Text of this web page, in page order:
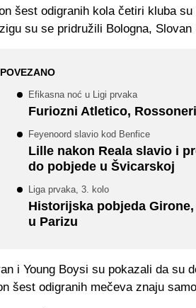
šest odigranih kola četiri kluba
su se pridružili Bologna,
POVEZANO
Efikasna noć u Ligi prvaka
Furiozni Atletico,
Feyenoord slavio kod Benfice
Lille nakon Reala slavio i
do pobjede u Švicarskoj
Liga prvaka, 3. kolo
Historijska pobjeda
u Parizu
i Young Boysi su pokazali da su
šest odigranih mečeva znaju